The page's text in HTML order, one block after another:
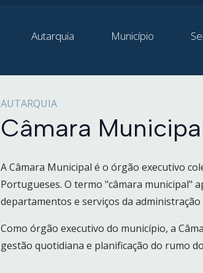
Autarquia Município
AUTARQUIA
Câmara
A Câmara Municipal é o órgão executivo
Portugueses. O termo "câmara municipal"
departamentos e serviços da administração
Como órgão executivo do município, a
gestão quotidiana e planificação do rumo